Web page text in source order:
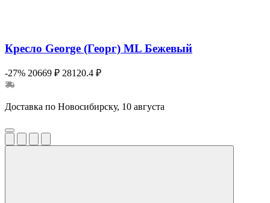
Кресло George (Георг) ML Бежевый
-27% 20669 ₽ 28120.4 ₽
Доставка по Новосибирску, 10 августа